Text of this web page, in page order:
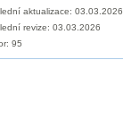
aktualizace: 03.03.2026
revize: 03.03.2026
95